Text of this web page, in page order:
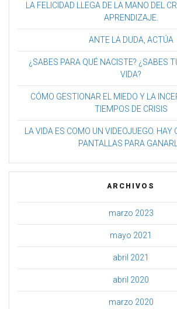
LA FELICIDAD LLEGA DE LA MANO DEL
APRENDIZAJE.
ANTE LA DUDA, ACTÚA
¿SABES PARA QUÉ NACISTE? ¿SABES
VIDA?
CÓMO GESTIONAR EL MIEDO Y LA
TIEMPOS DE CRISIS
LA VIDA ES COMO UN VIDEOJUEGO. HAY
PANTALLAS PARA
ARCHIVOS
marzo 2023
mayo 2021
abril 2021
abril 2020
marzo 2020